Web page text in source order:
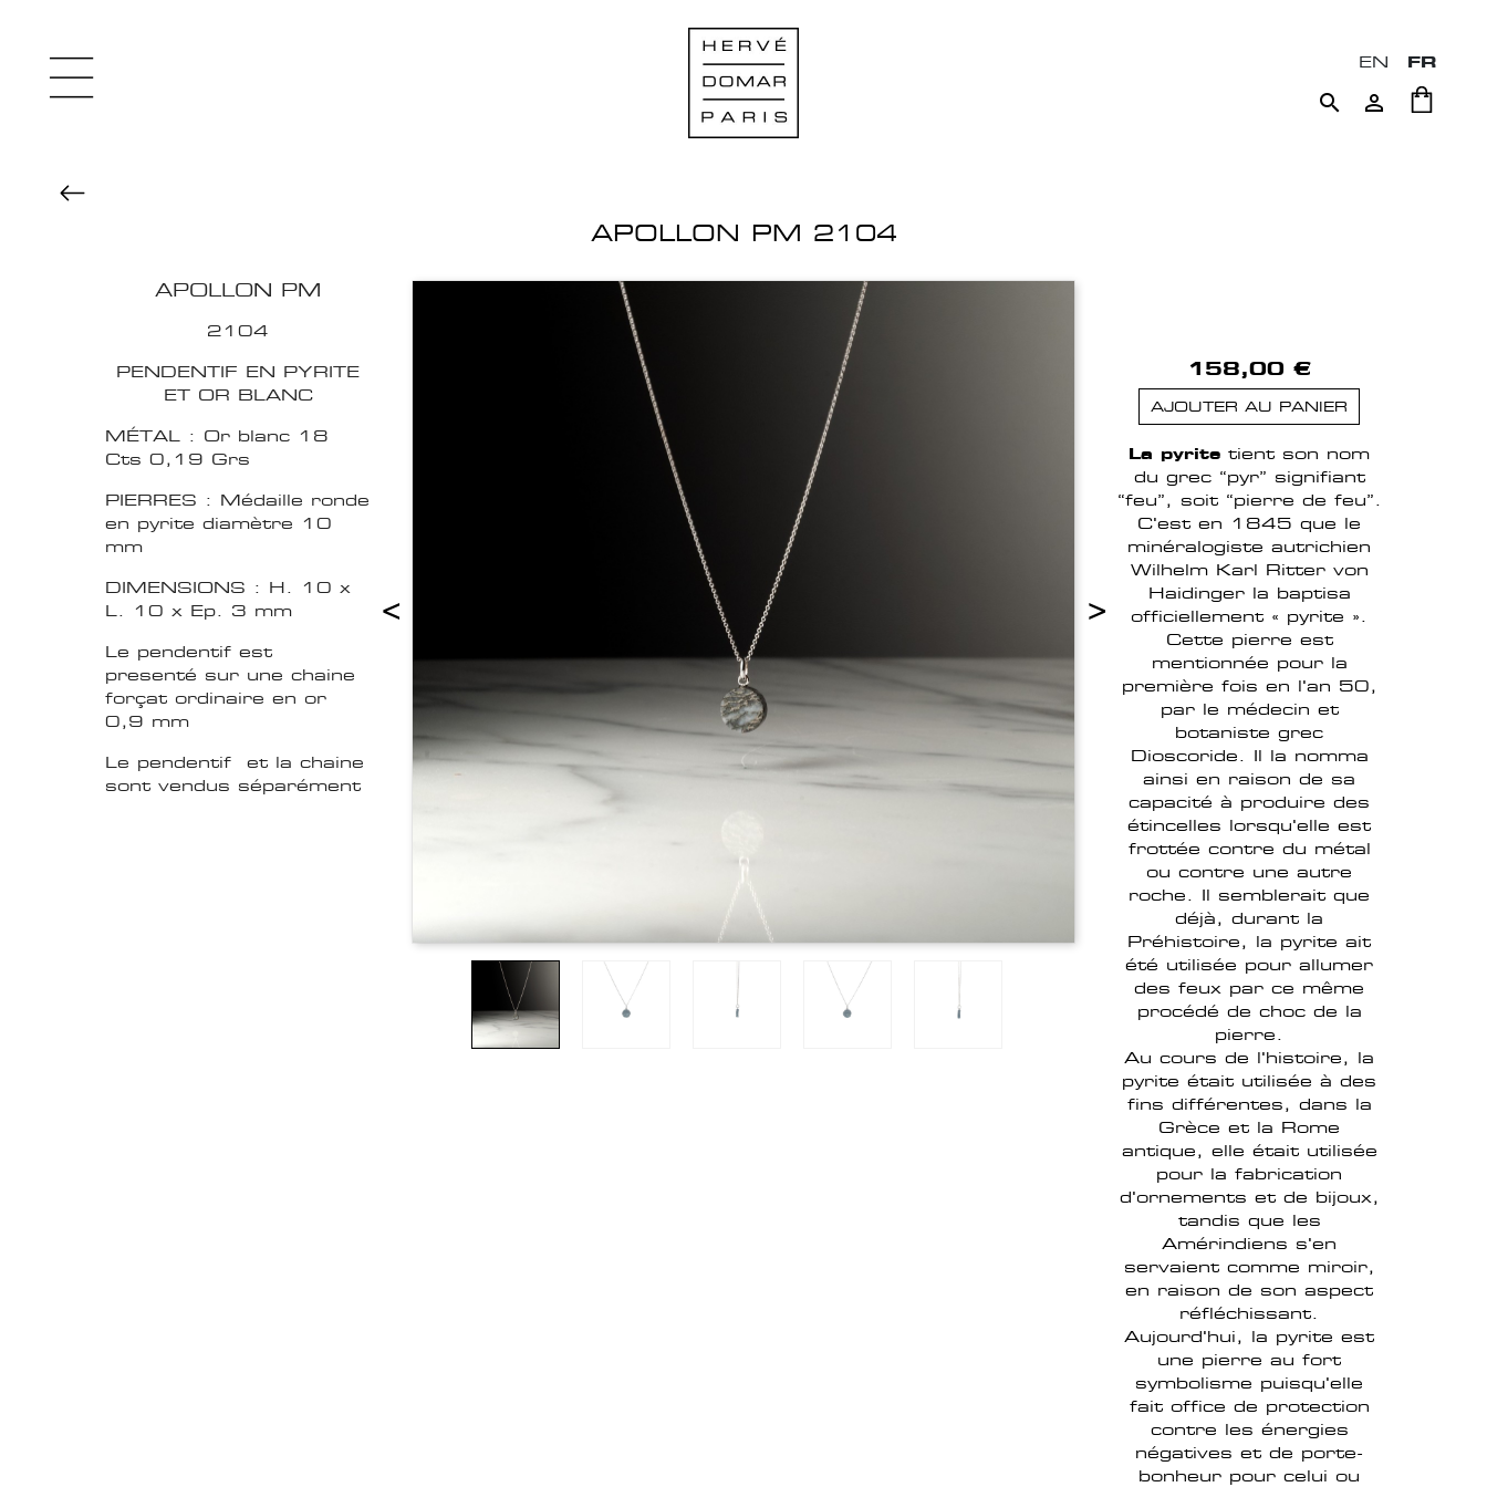
EN FR
 
APOLLON PM 2104
APOLLON PM
2104
PENDENTIF EN PYRITE
ET OR BLANC
MÉTAL : Or blanc 18
Cts 0,19 Grs
PIERRES : Médaille ronde
en pyrite diamètre 10
mm
DIMENSIONS : H. 10 x
L. 10 x Ep. 3 mm
Le pendentif est
presenté sur une chaine
forçat ordinaire en or
0,9 mm
Le pendentif et la chaine
sont vendus séparément
< >
158,00 €
AJOUTER AU PANIER
La pyrite tient son nom
du grec “pyr” signifiant
“feu”, soit “pierre de feu”.
C'est en 1845 que le
minéralogiste autrichien
Wilhelm Karl Ritter von
Haidinger la baptisa
officiellement « pyrite ».
Cette pierre est
mentionnée pour la
première fois en l'an 50,
par le médecin et
botaniste grec
Dioscoride. Il la nomma
ainsi en raison de sa
capacité à produire des
étincelles lorsqu'elle est
frottée contre du métal
ou contre une autre
roche. Il semblerait que
déjà, durant la
Préhistoire, la pyrite ait
été utilisée pour allumer
des feux par ce même
procédé de choc de la
pierre.
Au cours de l'histoire, la
pyrite était utilisée à des
fins différentes, dans la
Grèce et la Rome
antique, elle était utilisée
pour la fabrication
d'ornements et de bijoux,
tandis que les
Amérindiens s'en
servaient comme miroir,
en raison de son aspect
réfléchissant.
Aujourd'hui, la pyrite est
une pierre au fort
symbolisme puisqu'elle
fait office de protection
contre les énergies
négatives et de porte-
bonheur pour celui ou